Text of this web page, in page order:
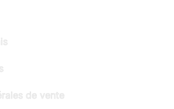
de vente